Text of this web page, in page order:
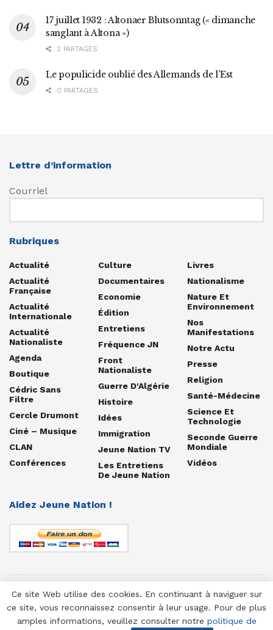
17 juillet 1932 : Altonaer Blutsonntag (« dimanche
sanglant à Altona »)
2 PARTAGES
Le populicide oublié des Allemands de l’Est
0 PARTAGES
Lettre d’information
Courriel
Rubriques
Actualité
Actualité
Française
Actualité
Internationale
Actualité
Nationaliste
Agenda
Boutique
Cédric Sans
Filtre
Cercle Drumont
Ciné – Musique
CLAN
Conférences
Culture
Documentaires
Economie
Édition
Entretiens
Fréquence JN
Front
Nationaliste
Guerre D'Algérie
Histoire
Idées
Immigration
Jeune Nation TV
Les Entretiens
De Jeune Nation
Livres
Nationalisme
Nature Et
Environnement
Nos
Manifestations
Notre Actu
Presse
Religion
Santé-Médecine
Science Et
Technologie
Seconde Guerre
Mondiale
Vidéos
Aidez Jeune Nation !
© 1958-2025 Jeune Nation
Ce site Web utilise des cookies. En continuant à naviguer sur
ce site, vous reconnaissez consentir à leur usage. Pour de plus
amples informations, veuillez consulter notre politique de